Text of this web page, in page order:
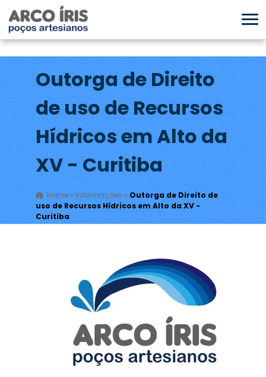
Outorga de Direito
de uso de Recursos
Hídricos em Alto da
XV - Curitiba
Home» Informações » Outorga de Direito de
uso de Recursos Hídricos em Alto da XV -
Curitiba